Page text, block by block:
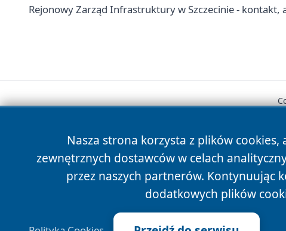
Rejonowy Zarząd Infrastruktury w Szczecinie - kontakt,
Nasza strona korzysta z plików
zewnętrznych dostawców w celach
przez naszych partnerów. Kontynuując
dodatkowych plików